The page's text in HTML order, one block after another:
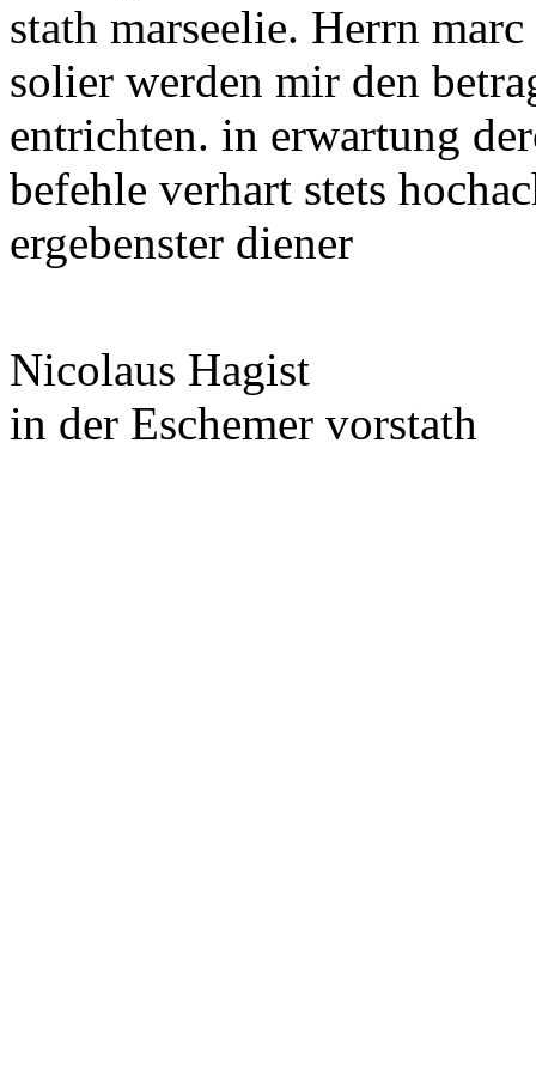
stath marseelie. Herrn marc
solier werden mir den
entrichten. in erwartung
befehle verhart stets
ergebenster diener
Nicolaus Hagist
in der Eschemer vorstath